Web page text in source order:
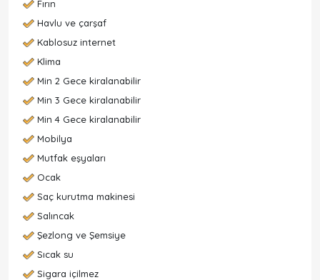
Fırın
Havlu ve çarşaf
Kablosuz internet
Klima
Min 2 Gece kiralanabilir
Min 3 Gece kiralanabilir
Min 4 Gece kiralanabilir
Mobilya
Mutfak eşyaları
Ocak
Saç kurutma makinesi
Salıncak
Şezlong ve Şemsiye
Sıcak su
Sigara içilmez